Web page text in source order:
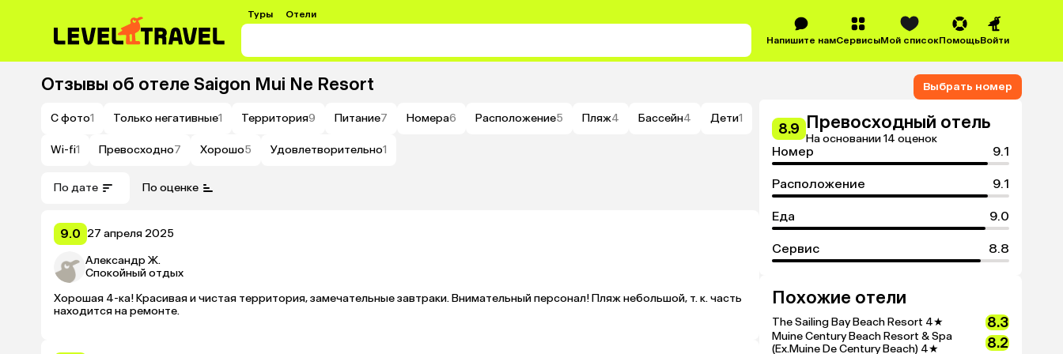
Туры Отели
Напишите намСервисыМой списокПомощьВойти
Отзывы об отеле Saigon Mui Ne Resort
С фото1 Только негативные1 Территория9 Питание7 Номера6 Расположение5 Пляж4 Бассейн4 Дети1
Wi-fi1 Превосходно7 Хорошо5 Удовлетворительно1
По дате По оценке
9.0 27 апреля 2025
Александр Ж.
Спокойный отдых
Хорошая 4-ка! Красивая и чистая территория, замечательные завтраки. Внимательный персонал! Пляж небольшой, т. к. часть
Выбрать номер
8.9 Превосходный отель
На основании 14 оценок
Номер 9.1
Расположение 9.1
Еда 9.0
Сервис 8.8
Похожие отели
The Sailing Bay Beach Resort 4★ 8.3
Muine Century Beach Resort & Spa
(Ex.Muine De Century Beach) 4★ 8.2